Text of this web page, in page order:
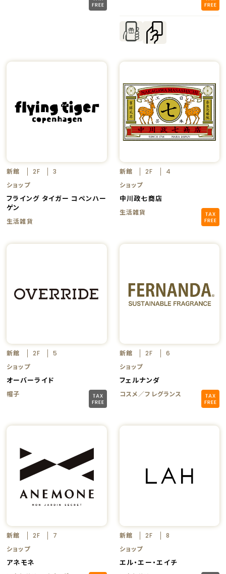
新館 2F
3
ショップ
フライング タイガー コペンハー
ゲン
生活雑貨
新館 2F
4
ショップ
中川政七商店
生活雑貨
新館 2F
5
ショップ
オーバーライド
帽子
新館 2F
6
ショップ
フェルナンダ
コスメ／フレグランス
新館 2F
7
ショップ
アネモネ
新館 2F
8
ショップ
エル・エー・エイチ